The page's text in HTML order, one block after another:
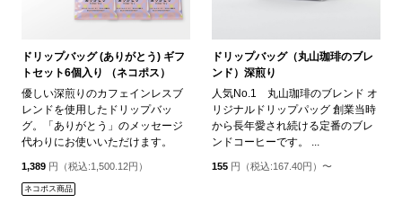
ドリップバッグ (ありがとう) ギフ
トセット6個入り （ネコポス）
優しい深煎りのカフェインレスブ
レンドを使用したドリップバッ
グ。「ありがとう」のメッセージ
代わりにお使いいただけます。
1,389 円（税込:1,500.12円）
ネコポス商品
ドリップバッグ（丸山珈琲のブレ
ンド）深煎り
人気No.1 丸山珈琲のブレンド オ
リジナルドリップパッグ 創業当時
から長年愛され続ける定番のブレ
ンドコーヒーです。 ...
155 円（税込:167.40円）〜